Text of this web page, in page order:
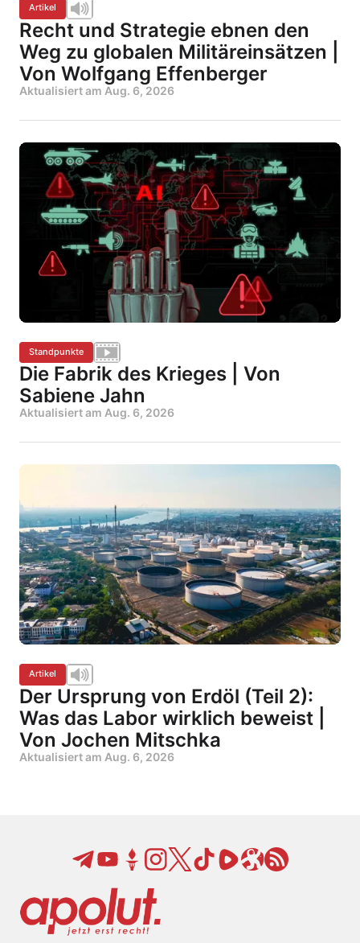
Artikel
Recht und Strategie ebnen den
Weg zu globalen Militäreinsätzen |
Von Wolfgang Effenberger
Aktualisiert am Aug. 6, 2026
Standpunkte
Die Fabrik des Krieges | Von
Sabiene Jahn
Aktualisiert am Aug. 6, 2026
Artikel
Der Ursprung von Erdöl (Teil 2):
Was das Labor wirklich beweist |
Von Jochen Mitschka
Aktualisiert am Aug. 6, 2026